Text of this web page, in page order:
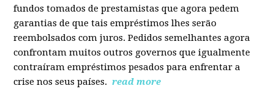
fundos tomados de prestamistas que agora pedem
garantias de que tais empréstimos lhes serão
reembolsados com juros. Pedidos semelhantes agora
confrontam muitos outros governos que igualmente
contraíram empréstimos pesados para enfrentar a
crise nos seus países. read more